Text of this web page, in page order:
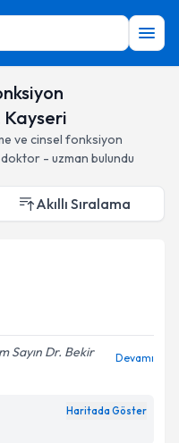
Kayseri
ve cinsel fonksiyon
- uzman bulundu
Akıllı Sıralama
Sayın Dr. Bekir
Devamı
Haritada Göster